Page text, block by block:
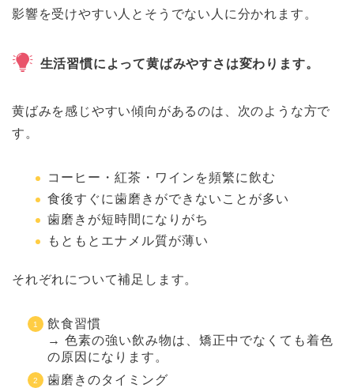
影響を受けやすい人とそうでない人に分かれます。
生活習慣によって黄ばみやすさは変わります。
黄ばみを感じやすい傾向があるのは、次のような方で
す。
コーヒー・紅茶・ワインを頻繁に飲む
食後すぐに歯磨きができないことが多い
歯磨きが短時間になりがち
もともとエナメル質が薄い
それぞれについて補足します。
飲食習慣
→ 色素の強い飲み物は、矯正中でなくても着色
の原因になります。
歯磨きのタイミング